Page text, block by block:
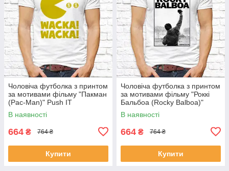
Чоловіча футболка з принтом
за мотивами фільму "Пакман
(Pac-Man)" Push IT
В наявності
664 ₴ 764 ₴
Купити
Чоловіча футболка з принтом
за мотивами фільму "Роккі
Бальбоа (Rocky Balboa)"
Push IT
В наявності
664 ₴ 764 ₴
Купити